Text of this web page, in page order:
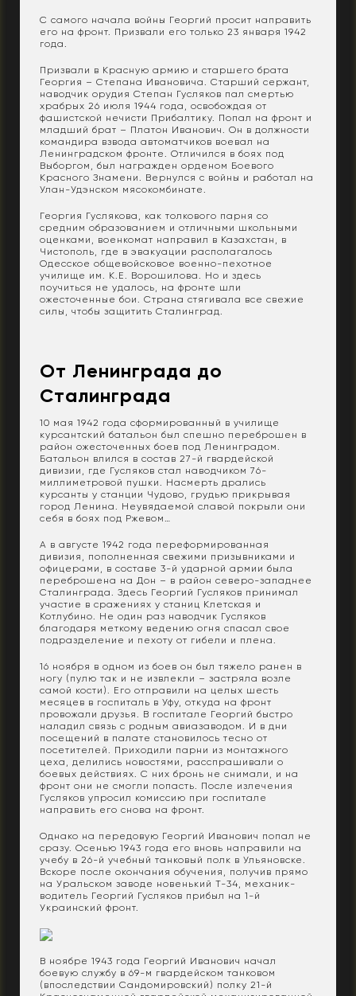
С самого начала войны Георгий просит направить
его на фронт. Призвали его только 23 января 1942
года.
Призвали в Красную армию и старшего брата
Георгия – Степана Ивановича. Старший сержант,
наводчик орудия Степан Гусляков пал смертью
храбрых 26 июля 1944 года, освобождая от
фашистской нечисти Прибалтику. Попал на фронт и
младший брат – Платон Иванович. Он в должности
командира взвода автоматчиков воевал на
Ленинградском фронте. Отличился в боях под
Выборгом, был награжден орденом Боевого
Красного Знамени. Вернулся с войны и работал на
Улан-Удэнском мясокомбинате.
Георгия Гуслякова, как толкового парня со
средним образованием и отличными школьными
оценками, военкомат направил в Казахстан, в
Чистополь, где в эвакуации располагалось
Одесское общевойсковое военно-пехотное
училище им. К.Е. Ворошилова. Но и здесь
поучиться не удалось, на фронте шли
ожесточенные бои. Страна стягивала все свежие
силы, чтобы защитить Сталинград.
От Ленинграда до
Сталинграда
10 мая 1942 года сформированный в училище
курсантский батальон был спешно переброшен в
район ожесточенных боев под Ленинградом.
Батальон влился в состав 27-й гвардейской
дивизии, где Гусляков стал наводчиком 76-
миллиметровой пушки. Насмерть дрались
курсанты у станции Чудово, грудью прикрывая
город Ленина. Неувядаемой славой покрыли они
себя в боях под Ржевом…
А в августе 1942 года переформированная
дивизия, пополненная свежими призывниками и
офицерами, в составе 3-й ударной армии была
переброшена на Дон – в район северо-западнее
Сталинграда. Здесь Георгий Гусляков принимал
участие в сражениях у станиц Клетская и
Котлубино. Не один раз наводчик Гусляков
благодаря меткому ведению огня спасал свое
подразделение и пехоту от гибели и плена.
16 ноября в одном из боев он был тяжело ранен в
ногу (пулю так и не извлекли – застряла возле
самой кости). Его отправили на целых шесть
месяцев в госпиталь в Уфу, откуда на фронт
провожали друзья. В госпитале Георгий быстро
наладил связь с родным авиазаводом. И в дни
посещений в палате становилось тесно от
посетителей. Приходили парни из монтажного
цеха, делились новостями, расспрашивали о
боевых действиях. С них бронь не снимали, и на
фронт они не смогли попасть. После излечения
Гусляков упросил комиссию при госпитале
направить его снова на фронт.
Однако на передовую Георгий Иванович попал не
сразу. Осенью 1943 года его вновь направили на
учебу в 26-й учебный танковый полк в Ульяновске.
Вскоре после окончания обучения, получив прямо
на Уральском заводе новенький Т-34, механик-
водитель Георгий Гусляков прибыл на 1-й
Украинский фронт.
В ноябре 1943 года Георгий Иванович начал
боевую службу в 69-м гвардейском танковом
(впоследствии Сандомировский) полку 21-й